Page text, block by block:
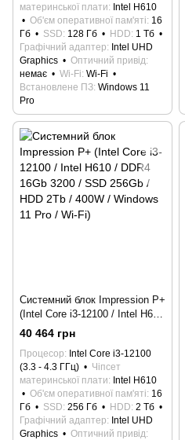
материнської плати Intel H610
Об'єм оперативної пам'яті 16
Гб
SSD 128 Гб HDD 1 Тб
Графічний адаптер Intel UHD
Graphics
Оптичний привід
немає
Wi-Fi Wi-Fi
Встановлене ПЗ Windows 11
Pro
Системний блок Impression P+
(Intel Core i3-12100 / Intel H610
/ DDR4 16Gb 3200 / SSD
256Gb / HDD 2Tb / 400W /
Windows 11 Pro / Wi-Fi)
40 464 грн
Процесор
Intel Core i3-12100
(3.3 - 4.3 ГГц)
Чіпсет
материнської плати
Intel H610
Об'єм оперативної пам'яті 16
Гб
SSD 256 Гб HDD 2 Тб
Графічний адаптер
Intel UHD
Graphics
Оптичний привід